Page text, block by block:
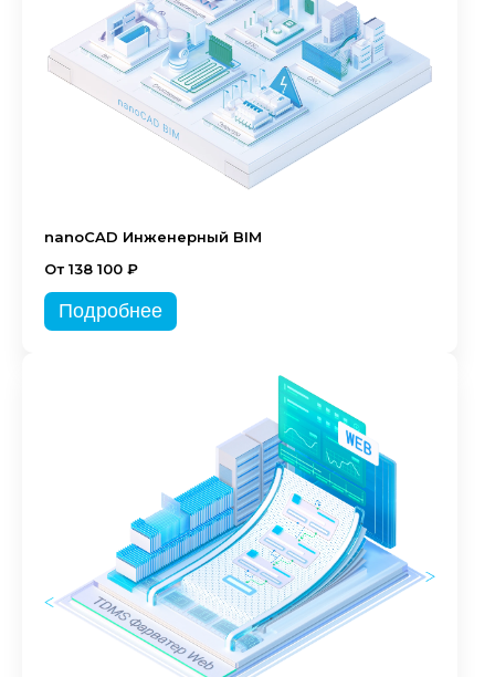
nanoCAD Инженерный BIM
От 138 100 ₽
Подробнее